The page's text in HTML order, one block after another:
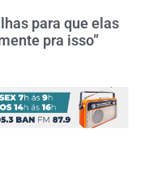
para que elas
pra isso”